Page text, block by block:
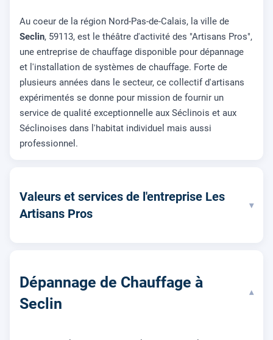
Au coeur de la région Nord-Pas-de-Calais, la ville de
Seclin, 59113, est le théâtre d'activité des "Artisans Pros",
une entreprise de chauffage disponible pour dépannage
et l'installation de systèmes de chauffage. Forte de
plusieurs années dans le secteur, ce collectif d'artisans
expérimentés se donne pour mission de fournir un
service de qualité exceptionnelle aux Séclinois et aux
Séclinoises dans l'habitat individuel mais aussi
professionnel.
Valeurs et services de l'entreprise Les
Artisans Pros
▾
Dépannage de Chauffage à
Seclin
▾